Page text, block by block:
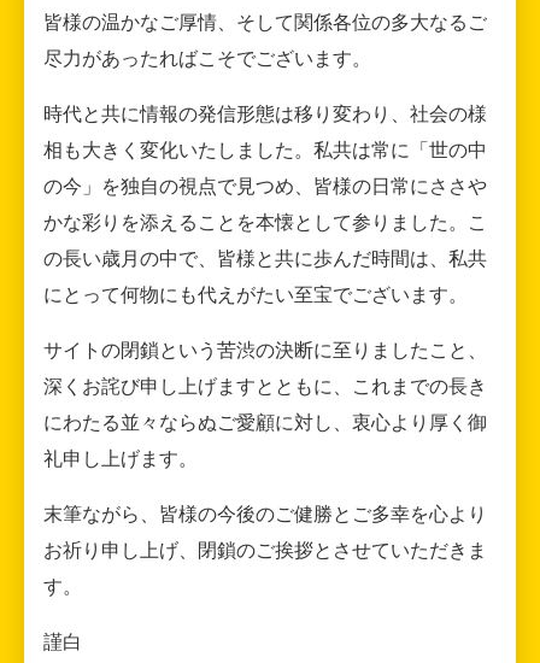
皆様の温かなご厚情、そして関係各位の多大なるご
尽力があったればこそでございます。
時代と共に情報の発信形態は移り変わり、社会の様
相も大きく変化いたしました。私共は常に「世の中
の今」を独自の視点で見つめ、皆様の日常にささや
かな彩りを添えることを本懐として参りました。こ
の長い歳月の中で、皆様と共に歩んだ時間は、私共
にとって何物にも代えがたい至宝でございます。
サイトの閉鎖という苦渋の決断に至りましたこと、
深くお詫び申し上げますとともに、これまでの長き
にわたる並々ならぬご愛顧に対し、衷心より厚く御
礼申し上げます。
末筆ながら、皆様の今後のご健勝とご多幸を心より
お祈り申し上げ、閉鎖のご挨拶とさせていただきま
す。
謹白